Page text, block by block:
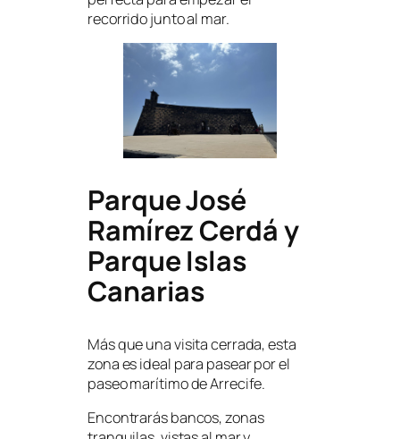
recorrido junto al mar.
Parque José
Ramírez Cerdá y
Parque Islas
Canarias
Más que una visita cerrada, esta
zona es ideal para pasear por el
paseo marítimo de Arrecife.
Encontrarás bancos, zonas